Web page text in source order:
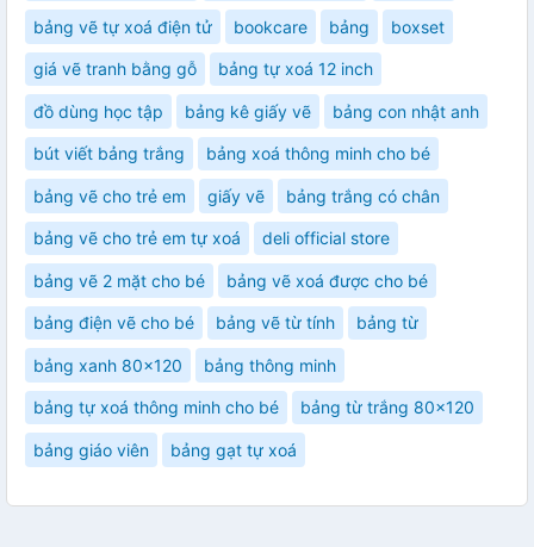
bảng vẽ tự xoá điện tử bookcare bảng boxset
giá vẽ tranh bằng gỗ bảng tự xoá 12 inch
đồ dùng học tập bảng kê giấy vẽ bảng con nhật anh
bút viết bảng trắng bảng xoá thông minh cho bé
bảng vẽ cho trẻ em giấy vẽ bảng trắng có chân
bảng vẽ cho trẻ em tự xoá deli official store
bảng vẽ 2 mặt cho bé bảng vẽ xoá được cho bé
bảng điện vẽ cho bé bảng vẽ từ tính bảng từ
bảng xanh 80x120 bảng thông minh
bảng tự xoá thông minh cho bé bảng từ trắng 80x120
bảng giáo viên bảng gạt tự xoá